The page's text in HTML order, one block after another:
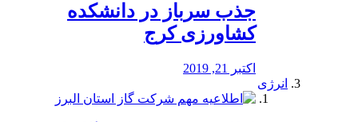
جذب سرباز در دانشکده
کشاورزی کرج
اکتبر 21, 2019
انرژی